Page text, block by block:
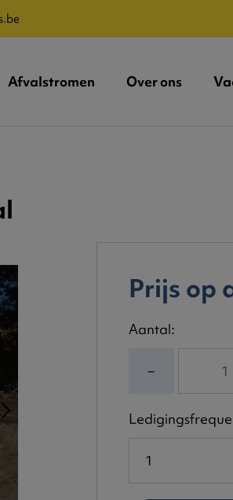
Afvalstromen Over ons
Prijs op
Aantal:
−